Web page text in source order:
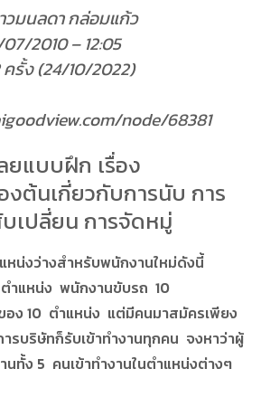
วมนลดา กล่อมแก้ว
2010 – 12:05
รั้ง (24/10/2022)
node/68381
ยแบบฝึก เรื่อง
ต้นเกี่ยวกับการนับ การ
บเปลี่ยน การจัดหมู่
หน่งว่างสำหรับพนักงานใหม่ดังนี้
ำแหน่ง พนักงานขับรถ 10
ง 10 ตำแหน่ง แต่มีคนมาสมัครเพียง
รบริษัทก็รับเข้าทำงานทุกคน จงหาว่าผู้
ทั้ง 5 คนเข้าทำงานในตำแหน่งต่างๆ